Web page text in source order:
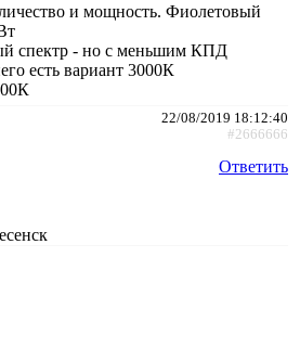
и мощность. Фиолетовый
спектр - но с меньшим КПД
есть вариант 3000К
22/08/2019 18:12:40
#2666666
Ответить